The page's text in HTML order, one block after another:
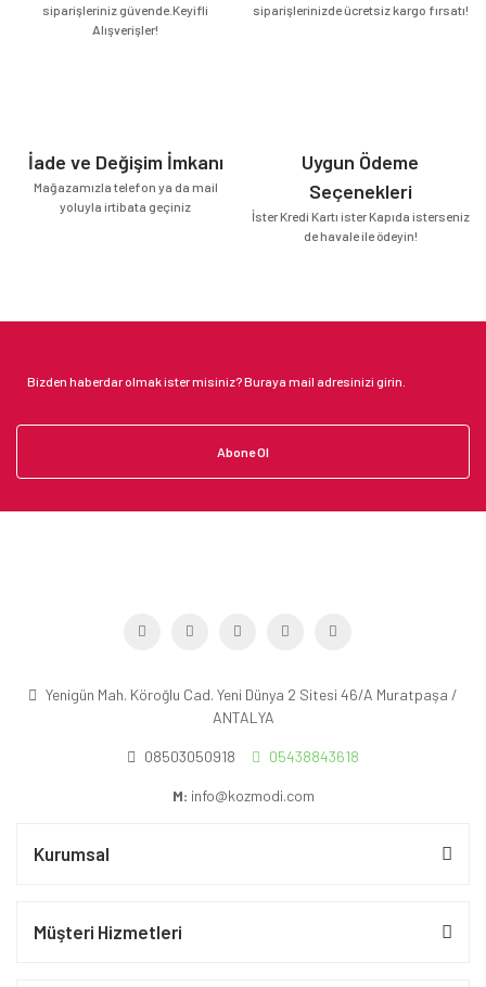
siparişleriniz güvende.Keyifli
Alışverişler!
siparişlerinizde ücretsiz kargo fırsatı!
İade ve Değişim İmkanı
Mağazamızla telefon ya da mail
yoluyla irtibata geçiniz
Uygun Ödeme
Seçenekleri
İster Kredi Kartı ister Kapıda isterseniz
de havale ile ödeyin!
Abone Ol
Yenigün Mah. Köroğlu Cad. Yeni Dünya 2 Sitesi 46/A Muratpaşa /
ANTALYA
08503050918 05438843618
M: info@kozmodi.com
Kurumsal
Müşteri Hizmetleri